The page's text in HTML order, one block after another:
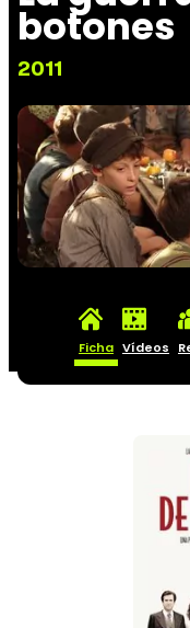
botones
2011
Ficha Vídeos